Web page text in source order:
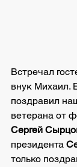
Встречал
внук Михаил.
поздравил
ветерана от
Сергей
президента
только